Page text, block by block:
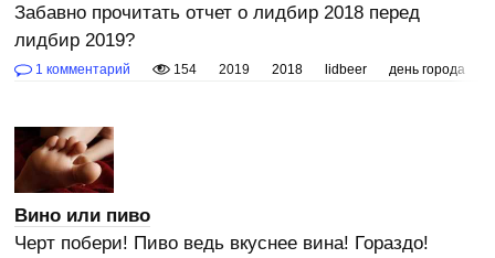
Забавно прочитать отчет о лидбир 2018 перед
лидбир 2019?
1 комментарий 154 2019 2018 lidbeer день города
Вино или пиво
Черт побери! Пиво ведь вкуснее вина! Гораздо!